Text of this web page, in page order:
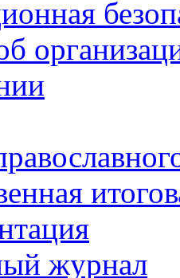
журнал